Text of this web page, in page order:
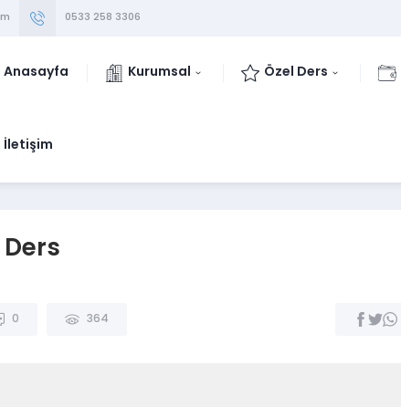
0533 258 3306
Anasayfa Kurumsal Özel Ders
İletişim
0 364